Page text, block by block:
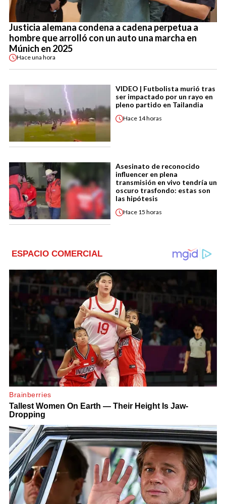
Justicia alemana condena a cadena perpetua a
hombre que arrolló con un auto una marcha en
Múnich en 2025
Haceuna hora
VIDEO | Futbolista murió tras
ser impactado por un rayo en
pleno partido en Tailandia
Hace 14 horas
Asesinato de reconocido
influencer en plena
transmisión en vivo tendría un
oscuro trasfondo: estas son
las hipótesis
Hace 15 horas